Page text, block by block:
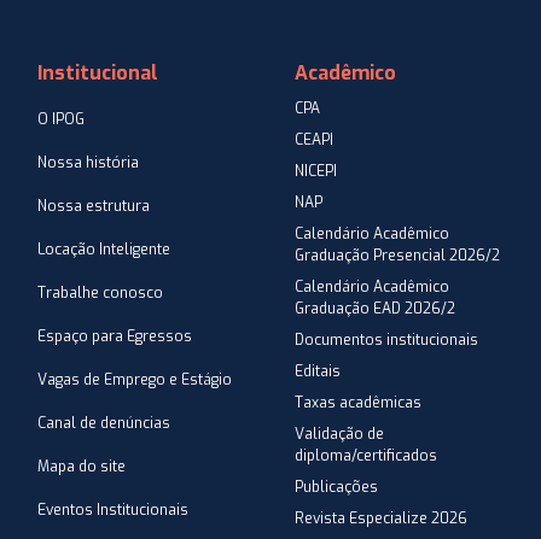
Institucional
O IPOG
Nossa história
Nossa estrutura
Locação Inteligente
Trabalhe conosco
Espaço para Egressos
Vagas de Emprego e Estágio
Canal de denúncias
Mapa do site
Eventos Institucionais
Acadêmico
CPA
CEAPI
NICEPI
NAP
Calendário Acadêmico
Graduação Presencial 2026/2
Calendário Acadêmico
Graduação EAD 2026/2
Documentos institucionais
Editais
Taxas acadêmicas
Validação de
diploma/certificados
Publicações
Revista Especialize 2026